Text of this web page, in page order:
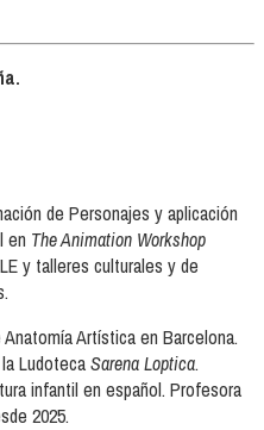
de Personajes y aplicación
en The Animation Workshop
y talleres culturales y de
Artística en Barcelona.
LudotecaSarena Loptica.
infantil en español. Profesora
2025.